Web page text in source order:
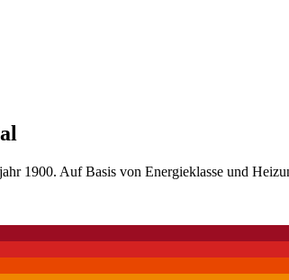
1900. Auf Basis von Energieklasse und